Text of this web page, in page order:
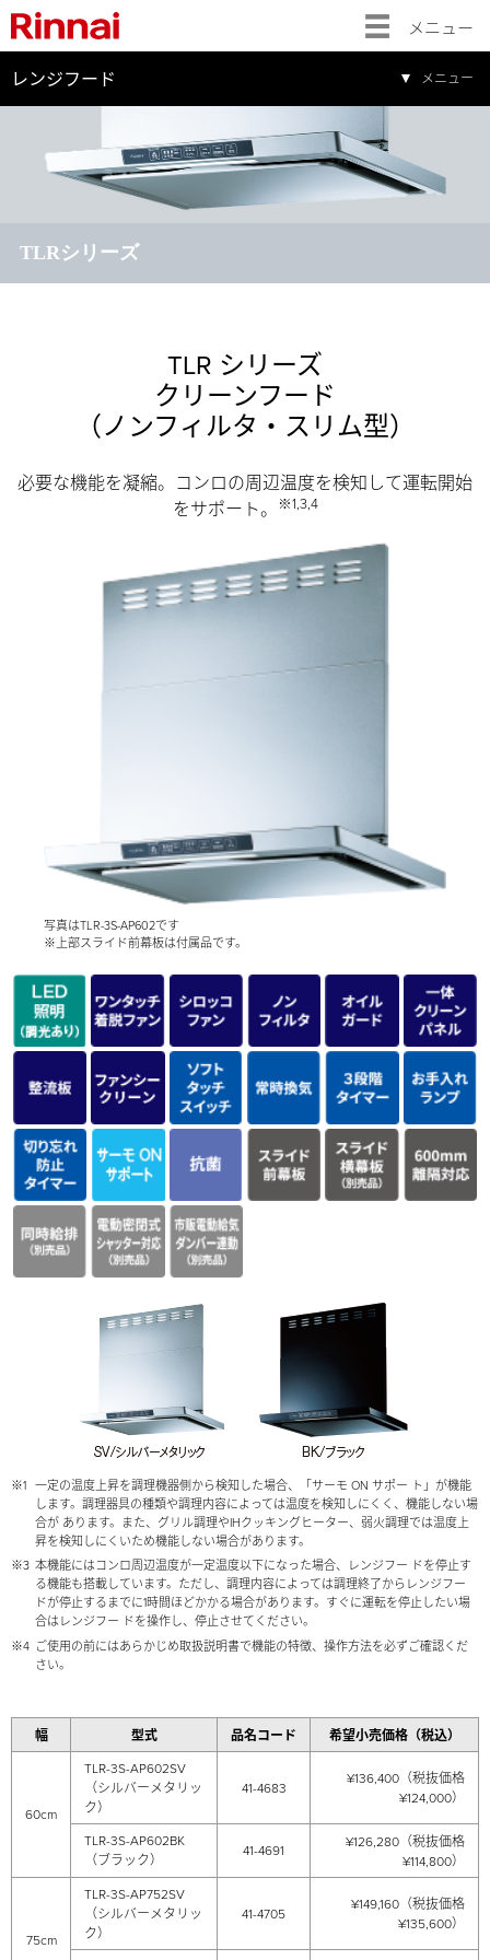
メニュー
レンジフード メニュー
TLRシリーズ
TLR シリーズ
クリーンフード
（ノンフィルタ・スリム型）
必要な機能を凝縮。コンロの周辺温度を検知して運転開始
をサポート。
※1,3,4
写真はTLR-3S-AP602です
※上部スライド前幕板は付属品です。
※1 一定の温度上昇を調理機器側から検知した場合、「サーモ ON サポー ト」が機能
します。調理器具の種類や調理内容によっては温度を検知しにくく、機能しない場
合が あります。また、グリル調理やIHクッキングヒーター、弱火調理では温度上
昇を検知しにくいため機能しない場合があります。
※3 本機能にはコンロ周辺温度が一定温度以下になった場合、レンジフー ドを停止す
る機能も搭載しています。ただし、調理内容によっては調理終了からレンジフー
ドが停止するまでに1時間ほどかかる場合があります。すぐに運転を停止したい場
合はレンジフー ドを操作し、停止させてください。
※4 ご使用の前にはあらかじめ取扱説明書で機能の特徴、操作方法を必ずご確認くだ
さい。
幅 型式 品名コード 希望小売価格（税込）
60cm
TLR-3S-AP602SV
（シルバーメタリッ
ク）
41-4683
¥136,400（税抜価格
¥124,000）
TLR-3S-AP602BK
（ブラック）
41-4691
¥126,280（税抜価格
¥114,800）
75cm
TLR-3S-AP752SV
（シルバーメタリッ
ク）
41-4705
¥149,160（税抜価格
¥135,600）